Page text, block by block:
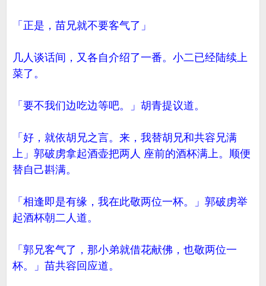
「正是，苗兄就不要客气了」
几人谈话间，又各自介绍了一番。小二已经陆续上
菜了。
「要不我们边吃边等吧。」胡青提议道。
「好，就依胡兄之言。来，我替胡兄和共容兄满
上」郭破虏拿起酒壶把两人 座前的酒杯满上。顺便
替自己斟满。
「相逢即是有缘，我在此敬两位一杯。」郭破虏举
起酒杯朝二人道。
「郭兄客气了，那小弟就借花献佛，也敬两位一
杯。」苗共容回应道。